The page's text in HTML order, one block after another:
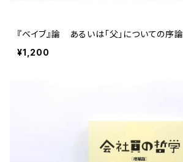
『ベイブ』論 あるいは「父」についての序論
¥1,200